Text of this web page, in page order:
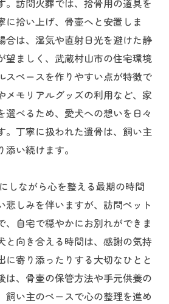
。訪問火葬では、拾骨用の道具を
に拾い上げ、骨壷へと安置しま
合は、湿気や直射日光を避けた静
望ましく、武蔵村山市の住宅環境
スペースを作りやすい点が特徴で
メモリアルグッズの利用など、家
選べるため、愛犬への想いを日々
。丁寧に扱われた遺骨は、飼い主
い続けます。
しながら心を整える最期の時間
悲しみを伴いますが、訪問ペット
、自宅で穏やかにお別れができま
と向き合える時間は、感謝の気持
に寄り添ったりする大切なひとと
は、骨壷の保管方法や手元供養の
飼い主のペースで心の整理を進め